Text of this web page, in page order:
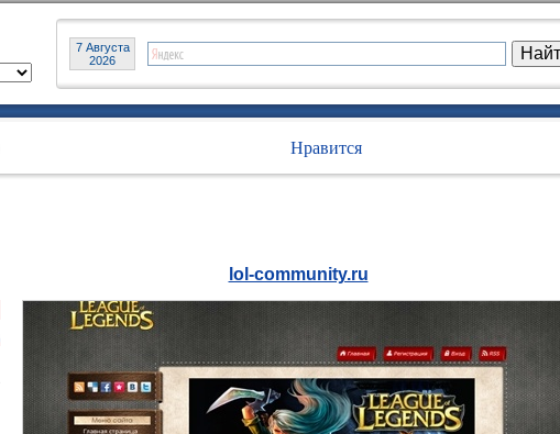
7 Августа
2026
Нравится
lol-community.ru